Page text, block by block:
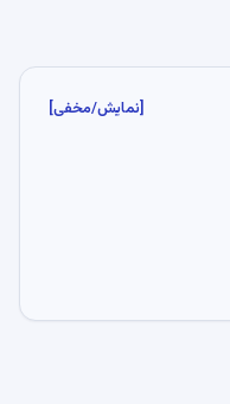
[نمایش/مخفی]